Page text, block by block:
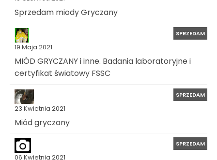
Sprzedam miody Gryczany
19 Maja 2021
SPRZEDAM
MIÓD GRYCZANY i inne. Badania laboratoryjne i
certyfikat światowy FSSC
23 Kwietnia 2021
SPRZEDAM
Miód gryczany
06 Kwietnia 2021
SPRZEDAM